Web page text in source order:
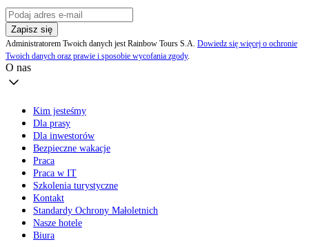
Zapisz się
Administratorem Twoich danych jest Rainbow Tours S.A. Dowiedz się więcej o ochronie
Twoich danych oraz prawie i sposobie wycofania zgody.
O nas
Kim jesteśmy
Dla prasy
Dla inwestorów
Bezpieczne wakacje
Praca
Praca w IT
Szkolenia turystyczne
Kontakt
Standardy Ochrony Małoletnich
Nasze hotele
Biura